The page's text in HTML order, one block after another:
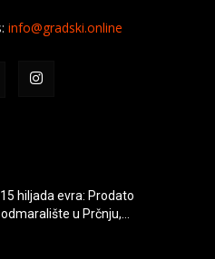
info@gradski.online
hiljada evra: Prodato
u Prčnju,...